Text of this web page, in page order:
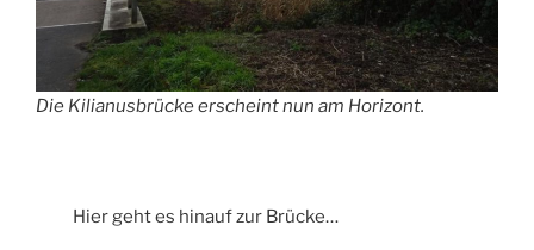
Die Kilianusbrücke erscheint nun am Horizont.
Hier geht es hinauf zur Brücke…